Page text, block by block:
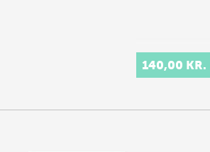
140,00 KR.